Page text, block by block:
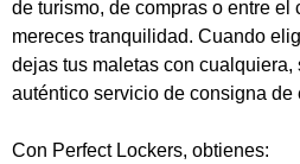
de turismo, de compras o entre el
mereces tranquilidad. Cuando
dejas tus maletas con cualquiera,
auténtico servicio de consigna de
Con Perfect Lockers, obtienes: